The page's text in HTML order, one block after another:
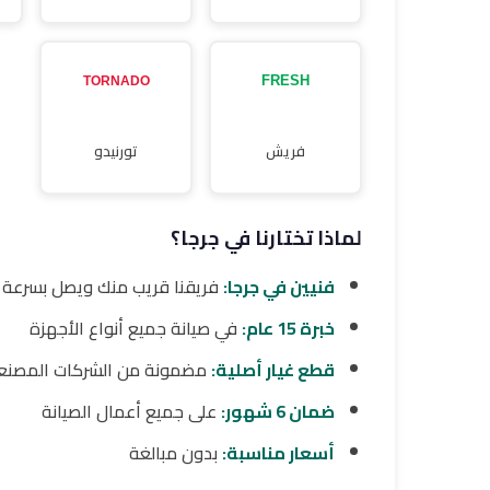
فريش تورنيدو
لماذا تختارنا في جرجا؟
فنيين في جرجا: فريقنا قريب منك ويصل بسرعة
خبرة 15 عام:
في صيانة جميع أنواع الأجهزة
قطع غيار أصلية: مضمونة من الشركات
ضمان 6 شهور:
على جميع أعمال الصيانة
أسعار مناسبة: بدون مبالغة